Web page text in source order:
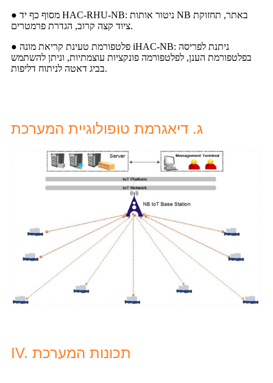
● מסוף כף יד HAC-RHU-NB: ניטור אותות NB באתר, תחזוקת
ציוד קצה קרוב, הגדרת פרמטרים.
● פלטפורמת טעינת קריאת מונה iHAC-NB: ניתנת לפריסה
בפלטפורמת הענן, לפלטפורמה פונקציות עוצמתיות, וניתן להשתמש
בביג דאטה לניתוח דליפות.
ג. דיאגרמת טופולוגיית המערכת
IV. תכונות המערכת